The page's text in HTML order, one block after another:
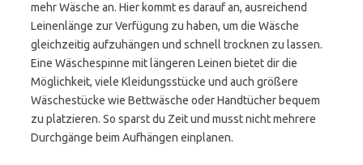
mehr Wäsche an. Hier kommt es darauf an, ausreichend
Leinenlänge zur Verfügung zu haben, um die Wäsche
gleichzeitig aufzuhängen und schnell trocknen zu lassen.
Eine Wäschespinne mit längeren Leinen bietet dir die
Möglichkeit, viele Kleidungsstücke und auch größere
Wäschestücke wie Bettwäsche oder Handtücher bequem
zu platzieren. So sparst du Zeit und musst nicht mehrere
Durchgänge beim Aufhängen einplanen.